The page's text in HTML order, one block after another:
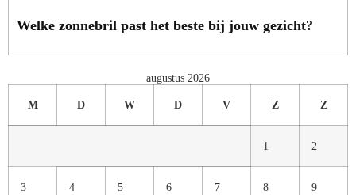
Welke zonnebril past het beste bij jouw gezicht?
augustus 2026
M D W D V Z Z
1 2
3 4 5 6 7 8 9